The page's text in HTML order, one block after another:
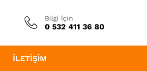
Bilgi İçin
0 532 411 36 80
İLETIŞIM